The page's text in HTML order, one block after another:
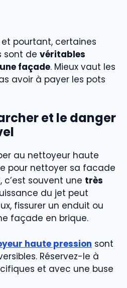
pourtant, certaines
sont de véritables
façade. Mieux vaut les
avoir à payer les pots
et le danger
au nettoyeur haute
pour nettoyer sa facade
c’est souvent une très
du jet peut
fissurer un enduit ou
façade en brique.
haute pression sont
Réservez-le à
et avec une buse